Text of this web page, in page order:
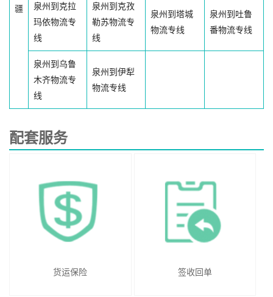
疆
泉州到克拉
玛依物流专
线
泉州到克孜
勒苏物流专
线
泉州到塔城
物流专线
泉州到吐鲁
番物流专线
泉州到乌鲁
木齐物流专
线
泉州到伊犁
物流专线
配套服务
货运保险 签收回单